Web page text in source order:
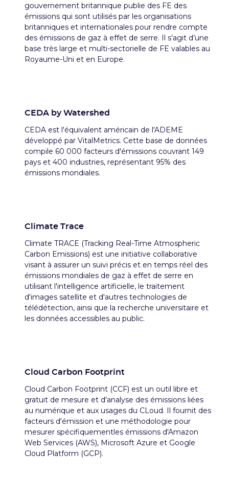
gouvernement britannique publie des FE des
émissions qui sont utilisés par les organisations
britanniques et internationales pour rendre compte
des émissions de gaz à effet de serre. Il s’agit d’une
base très large et multi-sectorielle de FE valables au
Royaume-Uni et en Europe.
CEDA by Watershed
CEDA est l'équivalent américain de l'ADEME
développé par VitalMetrics. Cette base de données
compile 60 000 facteurs d'émissions couvrant 149
pays et 400 industries, représentant 95% des
émissions mondiales.
Climate Trace
Climate TRACE (Tracking Real-Time Atmospheric
Carbon Emissions) est une initiative collaborative
visant à assurer un suivi précis et en temps réel des
émissions mondiales de gaz à effet de serre en
utilisant l'intelligence artificielle, le traitement
d'images satellite et d'autres technologies de
télédétection, ainsi que la recherche universitaire et
les données accessibles au public.
Cloud Carbon Footprint
Cloud Carbon Footprint (CCF) est un outil libre et
gratuit de mesure et d'analyse des émissions liées
au numérique et aux usages du CLoud. Il fournit des
facteurs d'émission et une méthodologie pour
mesurer spécifiquementles émissions d'Amazon
Web Services (AWS), Microsoft Azure et Google
Cloud Platform (GCP).